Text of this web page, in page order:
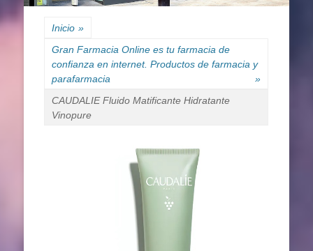
Inicio »
Gran Farmacia Online es tu farmacia de
confianza en internet. Productos de farmacia y
parafarmacia
»
CAUDALIE Fluido Matificante Hidratante
Vinopure